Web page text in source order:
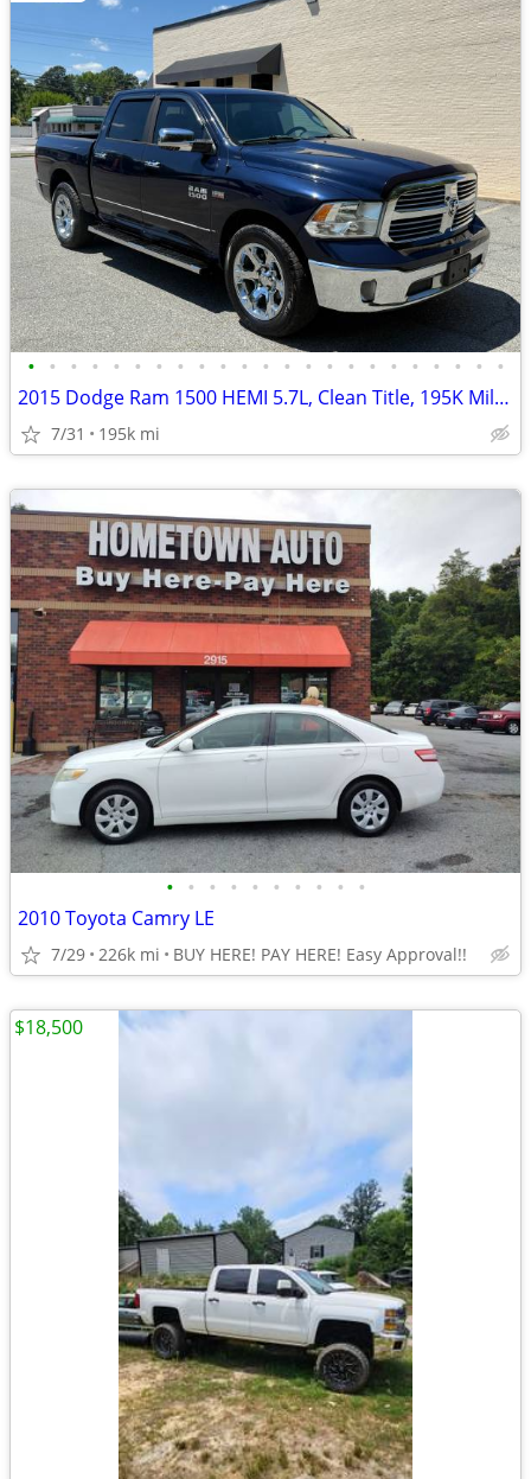
• • • • • • • • • • • • • • • • • • • • • • •
2015 Dodge Ram 1500 HEMI 5.7L, Clean Title, 195K Miles
7/31 195k mi
• • • • • • • • • •
2010 Toyota Camry LE
7/29 226k mi BUY HERE! PAY HERE! Easy Approval!!
$18,500